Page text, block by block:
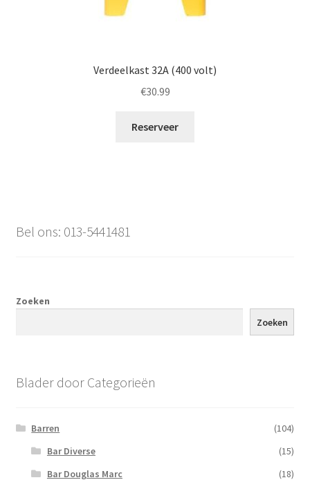
Verdeelkast 32A (400 volt)
€30.99
Reserveer
Bel ons: 013-5441481
Zoeken
Zoeken
Blader door Categorieën
Barren
(104)
Bar Diverse
(15)
Bar Douglas Marc
(18)